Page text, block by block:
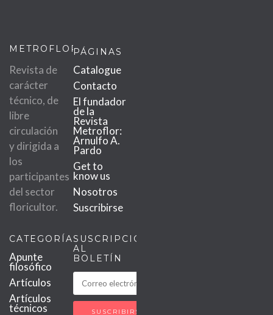
METROFLOR
Revista de
carácter
técnico, de
libre
circulación
y dirigida a
los
participantes
del sector
floricultor.
PÁGINAS
Catalogue
Contacto
El fundador
de la
Revista
Metroflor:
Arnulfo A.
Pardo
Get to
know us
Nosotros
Suscribirse
CATEGORÍAS
Apunte
filosófico
Artículos
Artículos
técnicos
SUSCRIPCIÓN
AL
BOLETÍN